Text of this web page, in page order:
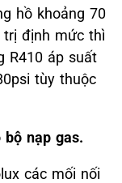
hồ khoảng 70
trị định mức thì
R410 áp suất
tùy thuộc
nạp gas.
các mối nối